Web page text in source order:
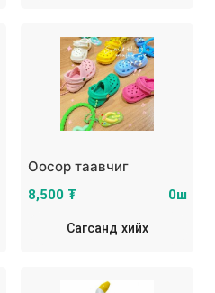
Оосор таавчиг
8,500 ₮ 0ш
Сагсанд хийх